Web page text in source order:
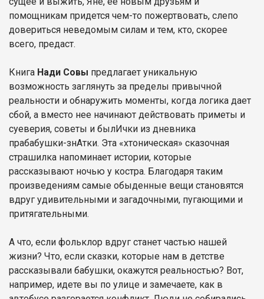
помощникам придется чем-то пожертвовать, слепо
довериться неведомым силам и тем, кто, скорее
всего, предаст.
Книга Нади Совы предлагает уникальную
возможность заглянуть за пределы привычной
реальности и обнаружить моменты, когда логика дает
сбой, а вместо нее начинают действовать приметы и
суеверия, советы и былИчки из дневника
прабабушки-знАтки. Эта «хтоническая» сказочная
страшилка напоминает истории, которые
рассказывают ночью у костра. Благодаря таким
произведениям самые обыденные вещи становятся
вдруг удивительными и загадочными, пугающими и
притягательными.
А что, если фольклор вдруг станет частью нашей
жизни? Что, если сказки, которые нам в детстве
рассказывали бабушки, окажутся реальностью? Вот,
например, идете вы по улице и замечаете, как в